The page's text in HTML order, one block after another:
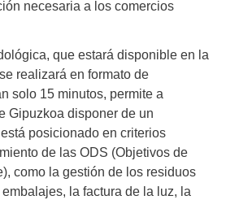
necesaria a los comercios
que estará disponible en la
realizará en formato de
solo 15 minutos, permite a
Gipuzkoa disponer de un
posicionado en criterios
de las ODS (Objetivos de
como la gestión de los residuos
la factura de la luz, la